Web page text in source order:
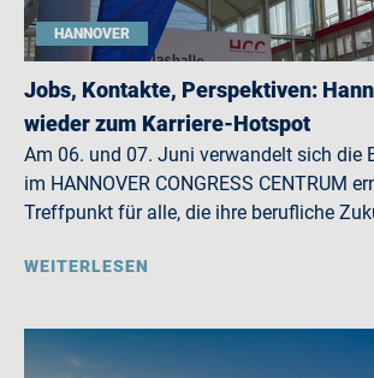
HANNOVER
Jobs, Kontakte, Perspektiven:
wieder zum Karriere-Hotspot
Am 06. und 07. Juni verwandelt sich die
im HANNOVER CONGRESS CENTRUM
Treffpunkt für alle, die ihre berufliche
WEITERLESEN